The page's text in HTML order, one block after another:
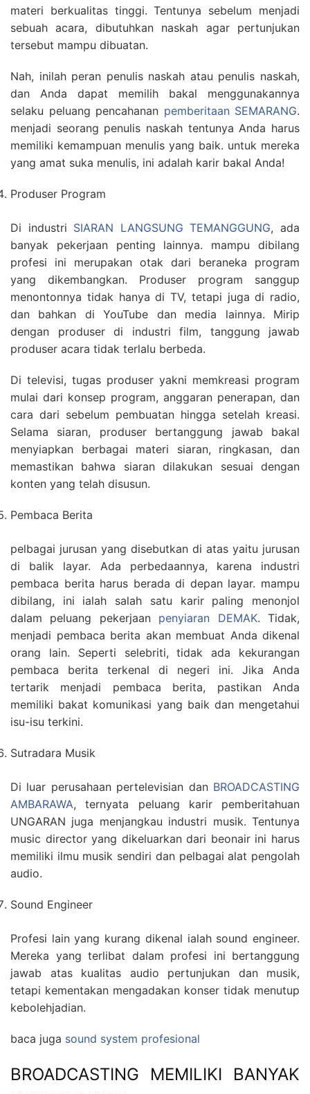
materi berkualitas tinggi. Tentunya sebelum menjadi
sebuah acara, dibutuhkan naskah agar pertunjukan
tersebut mampu dibuatan.
Nah, inilah peran penulis naskah atau penulis naskah,
dan Anda dapat memilih bakal menggunakannya
selaku peluang pencahanan pemberitaan SEMARANG.
menjadi seorang penulis naskah tentunya Anda harus
memiliki kemampuan menulis yang baik. untuk mereka
yang amat suka menulis, ini adalah karir bakal Anda!
Produser Program
Di industri SIARAN LANGSUNG TEMANGGUNG, ada
banyak pekerjaan penting lainnya. mampu dibilang
profesi ini merupakan otak dari beraneka program
yang dikembangkan. Produser program sanggup
menontonnya tidak hanya di TV, tetapi juga di radio,
dan bahkan di YouTube dan media lainnya. Mirip
dengan produser di industri film, tanggung jawab
produser acara tidak terlalu berbeda.
Di televisi, tugas produser yakni memkreasi program
mulai dari konsep program, anggaran penerapan, dan
cara dari sebelum pembuatan hingga setelah kreasi.
Selama siaran, produser bertanggung jawab bakal
menyiapkan berbagai materi siaran, ringkasan, dan
memastikan bahwa siaran dilakukan sesuai dengan
konten yang telah disusun.
Pembaca Berita
pelbagai jurusan yang disebutkan di atas yaitu jurusan
di balik layar. Ada perbedaannya, karena industri
pembaca berita harus berada di depan layar. mampu
dibilang, ini ialah salah satu karir paling menonjol
dalam peluang pekerjaan penyiaran DEMAK. Tidak,
menjadi pembaca berita akan membuat Anda dikenal
orang lain. Seperti selebriti, tidak ada kekurangan
pembaca berita terkenal di negeri ini. Jika Anda
tertarik menjadi pembaca berita, pastikan Anda
memiliki bakat komunikasi yang baik dan mengetahui
isu-isu terkini.
Sutradara Musik
Di luar perusahaan pertelevisian dan BROADCASTING
AMBARAWA, ternyata peluang karir pemberitahuan
UNGARAN juga menjangkau industri musik. Tentunya
music director yang dikeluarkan dari beonair ini harus
memiliki ilmu musik sendiri dan pelbagai alat pengolah
audio.
Sound Engineer
Profesi lain yang kurang dikenal ialah sound engineer.
Mereka yang terlibat dalam profesi ini bertanggung
jawab atas kualitas audio pertunjukan dan musik,
tetapi kementakan mengadakan konser tidak menutup
kebolehjadian.
baca juga sound system profesional
BROADCASTING MEMILIKI BANYAK